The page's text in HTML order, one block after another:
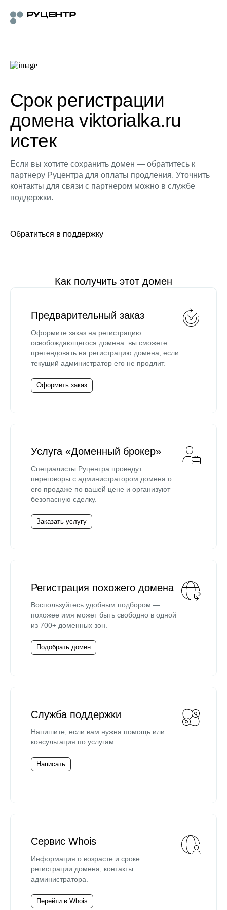
Срок регистрации
домена viktorialka.ru
истек
Если вы хотите сохранить домен — обратитесь к
партнеру Руцентра для оплаты продления. Уточнить
контакты для связи с партнером можно в службе
поддержки.
Обратиться в поддержку
Как получить этот домен
Предварительный заказ
Оформите заказ на регистрацию
освобождающегося домена: вы сможете
претендовать на регистрацию домена, если
текущий администратор его не продлит.
Оформить заказ
Услуга «Доменный брокер»
Специалисты Руцентра проведут
переговоры с администратором домена о
его продаже по вашей цене и организуют
безопасную сделку.
Заказать услугу
Регистрация похожего домена
Воспользуйтесь удобным подбором —
похожее имя может быть свободно в одной
из 700+ доменных зон.
Подобрать домен
Служба поддержки
Напишите, если вам нужна помощь или
консультация по услугам.
Написать
Сервис Whois
Информация о возрасте и сроке
регистрации домена, контакты
администратора.
Перейти в Whois